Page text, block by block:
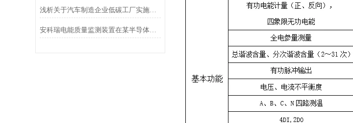
浅析关于汽车制造企业低碳工厂实施路径
安科瑞电能质量监测装置在某半导体公司的应用